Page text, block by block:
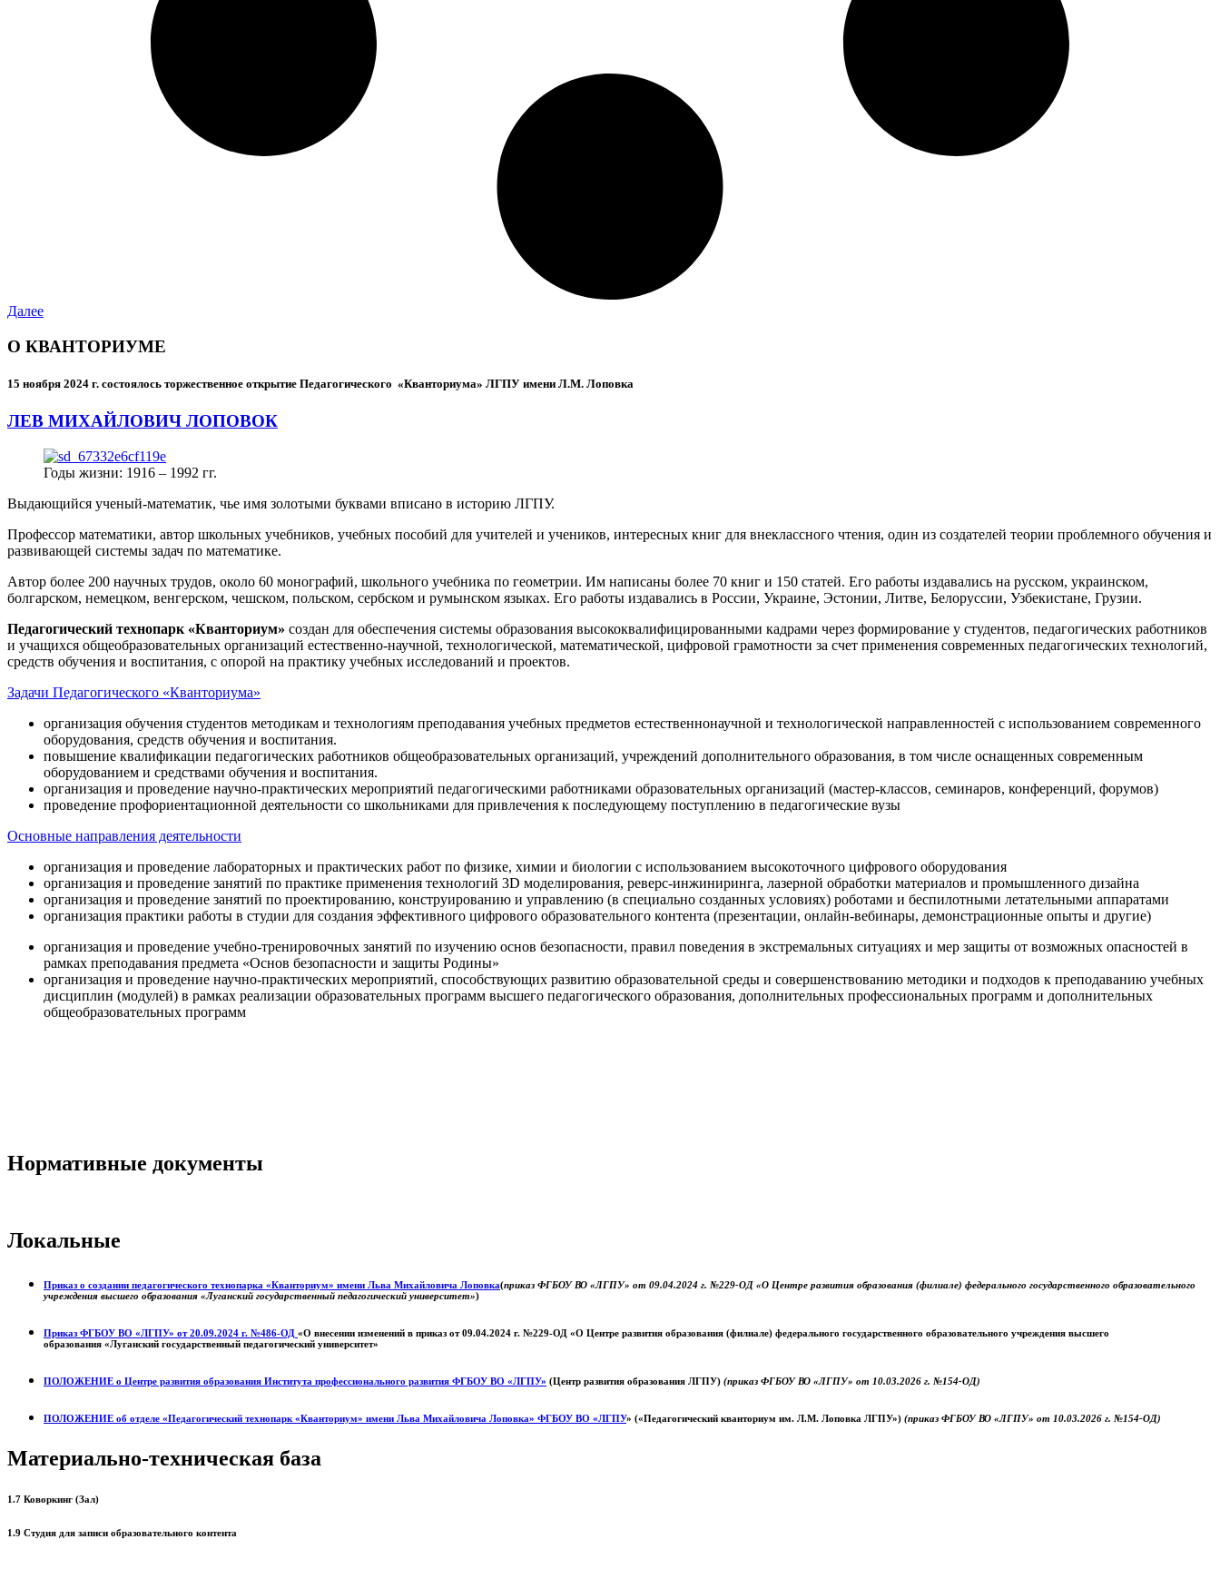
Далее
О КВАНТОРИУМЕ
15 ноября 2024 г. состоялось торжественное открытие Педагогического «Кванториума» ЛГПУ имени Л.М. Лоповка
ЛЕВ МИХАЙЛОВИЧ ЛОПОВОК
Годы жизни: 1916 – 1992 гг.
Выдающийся ученый-математик, чье имя золотыми буквами вписано в историю ЛГПУ.
Профессор математики, автор школьных учебников, учебных пособий для учителей и учеников, интересных книг для внеклассного чтения, один из создателей теории проблемного обучения и
развивающей системы задач по математике.
Автор более 200 научных трудов, около 60 монографий, школьного учебника по геометрии. Им написаны более 70 книг и 150 статей. Его работы издавались на русском, украинском,
болгарском, немецком, венгерском, чешском, польском, сербском и румынском языках. Его работы издавались в России, Украине, Эстонии, Литве, Белоруссии, Узбекистане, Грузии.
Педагогический технопарк «Кванториум» создан для обеспечения системы образования высококвалифицированными кадрами через формирование у студентов, педагогических работников
и учащихся общеобразовательных организаций естественно-научной, технологической, математической, цифровой грамотности за счет применения современных педагогических технологий,
средств обучения и воспитания, с опорой на практику учебных исследований и проектов.
Задачи Педагогического «Кванториума»
организация обучения студентов методикам и технологиям преподавания учебных предметов естественнонаучной и технологической направленностей с использованием современного
оборудования, средств обучения и воспитания.
повышение квалификации педагогических работников общеобразовательных организаций, учреждений дополнительного образования, в том числе оснащенных современным
оборудованием и средствами обучения и воспитания.
организация и проведение научно-практических мероприятий педагогическими работниками образовательных организаций (мастер-классов, семинаров, конференций, форумов)
проведение профориентационной деятельности со школьниками для привлечения к последующему поступлению в педагогические вузы
Основные направления деятельности
организация и проведение лабораторных и практических работ по физике, химии и биологии с использованием высокоточного цифрового оборудования
организация и проведение занятий по практике применения технологий 3D моделирования, реверс-инжиниринга, лазерной обработки материалов и промышленного дизайна
организация и проведение занятий по проектированию, конструированию и управлению (в специально созданных условиях) роботами и беспилотными летательными аппаратами
организация практики работы в студии для создания эффективного цифрового образовательного контента (презентации, онлайн-вебинары, демонстрационные опыты и другие)
организация и проведение учебно-тренировочных занятий по изучению основ безопасности, правил поведения в экстремальных ситуациях и мер защиты от возможных опасностей в
рамках преподавания предмета «Основ безопасности и защиты Родины»
организация и проведение научно-практических мероприятий, способствующих развитию образовательной среды и совершенствованию методики и подходов к преподаванию учебных
дисциплин (модулей) в рамках реализации образовательных программ высшего педагогического образования, дополнительных профессиональных программ и дополнительных
общеобразовательных программ
Нормативные документы
Локальные
Приказ о создании педагогического технопарка «Кванториум» имени Льва Михайловича Лоповка(приказ ФГБОУ ВО «ЛГПУ» от 09.04.2024 г. №229-ОД «О Центре развития образования (филиале) федерального государственного образовательного
учреждения высшего образования «Луганский государственный педагогический университет»)
Приказ ФГБОУ ВО «ЛГПУ» от 20.09.2024 г. №486-ОД «О внесении изменений в приказ от 09.04.2024 г. №229-ОД «О Центре развития образования (филиале) федерального государственного образовательного учреждения высшего
образования «Луганский государственный педагогический университет»
ПОЛОЖЕНИЕ о Центре развития образования Института профессионального развития ФГБОУ ВО «ЛГПУ» (Центр развития образования ЛГПУ) (приказ ФГБОУ ВО «ЛГПУ» от 10.03.2026 г. №154-ОД)
ПОЛОЖЕНИЕ об отделе «Педагогический технопарк «Кванториум» имени Льва Михайловича Лоповка» ФГБОУ ВО «ЛГПУ» («Педагогический кванториум им. Л.М. Лоповка ЛГПУ») (приказ ФГБОУ ВО «ЛГПУ» от 10.03.2026 г. №154-ОД)
Материально-техническая база
1.7 Коворкинг (Зал)
1.9 Студия для записи образовательного контента